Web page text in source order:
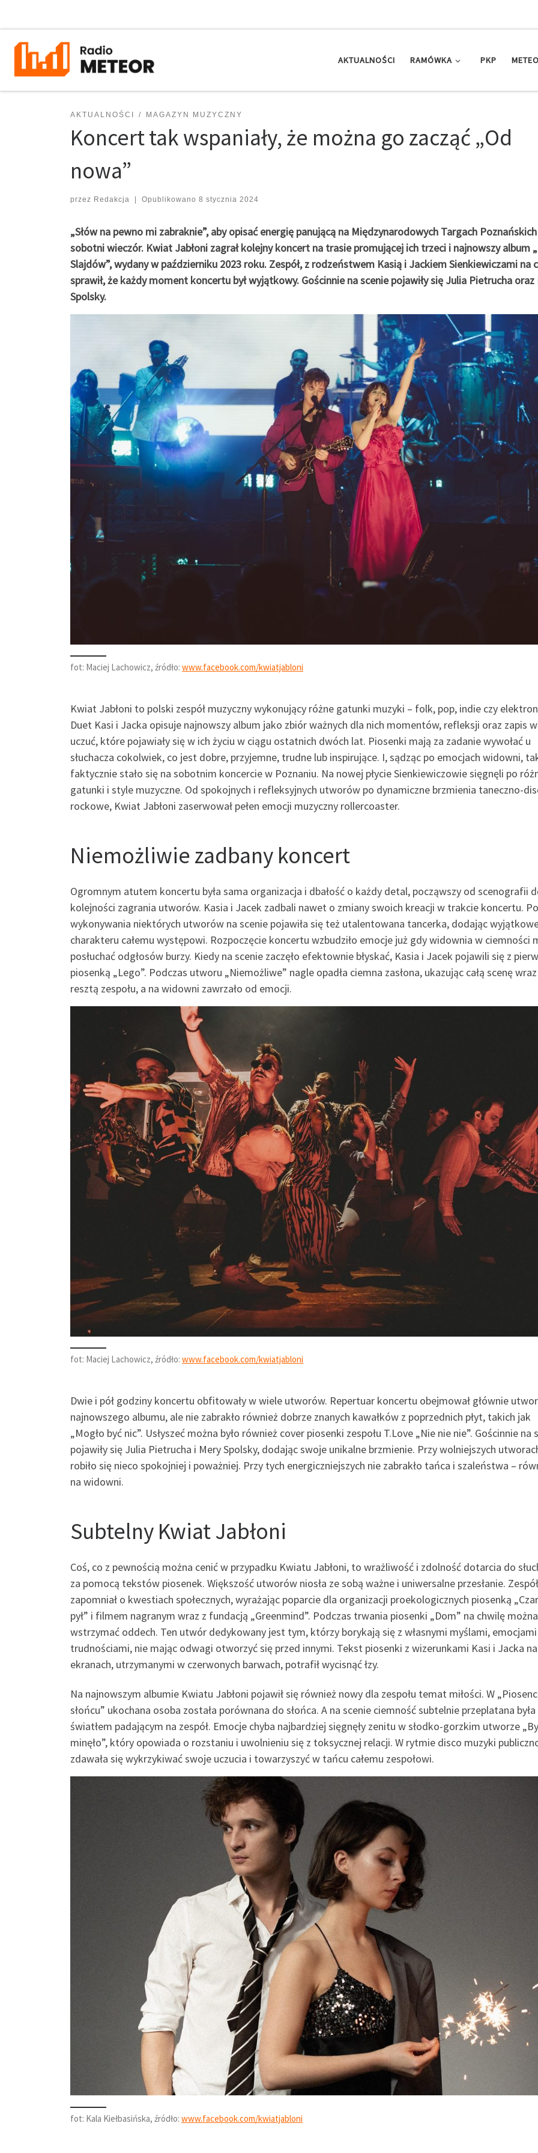
AKTUALNOŚCI RAMÓWKA PKP
AKTUALNOŚCI MAGAZYN MUZYCZNY
Koncert tak wspaniały, że można go zacząć „Od
nowa”
przez Redakcja | Opublikowano 8 stycznia 2024
„Słów na pewno mi zabraknie”, aby opisać energię panującą na Międzynarodowych Targach
sobotni wieczór. Kwiat Jabłoni zagrał kolejny koncert na trasie promującej ich trzeci i najnowszy album
Slajdów”, wydany w październiku 2023 roku. Zespół, z rodzeństwem Kasią i Jackiem Sienkiewiczami na
sprawił, że każdy moment koncertu był wyjątkowy. Gościnnie na scenie pojawiły się Julia Pietrucha oraz
Spolsky.
fot: Maciej Lachowicz, źródło: www.facebook.com/kwiatjabloni
Kwiat Jabłoni to polski zespół muzyczny wykonujący różne gatunki muzyki – folk, pop, indie czy
Duet Kasi i Jacka opisuje najnowszy album jako zbiór ważnych dla nich momentów, refleksji oraz zapis
uczuć, które pojawiały się w ich życiu w ciągu ostatnich dwóch lat. Piosenki mają za zadanie wywołać u
słuchacza cokolwiek, co jest dobre, przyjemne, trudne lub inspirujące. I, sądząc po emocjach widowni,
faktycznie stało się na sobotnim koncercie w Poznaniu. Na nowej płycie Sienkiewiczowie sięgnęli po
gatunki i style muzyczne. Od spokojnych i refleksyjnych utworów po dynamiczne brzmienia taneczno-
rockowe, Kwiat Jabłoni zaserwował pełen emocji muzyczny rollercoaster.
Niemożliwie zadbany koncert
Ogromnym atutem koncertu była sama organizacja i dbałość o każdy detal, począwszy od scenografii
kolejności zagrania utworów. Kasia i Jacek zadbali nawet o zmiany swoich kreacji w trakcie koncertu.
wykonywania niektórych utworów na scenie pojawiła się też utalentowana tancerka, dodając
charakteru całemu występowi. Rozpoczęcie koncertu wzbudziło emocje już gdy widownia w ciemności
posłuchać odgłosów burzy. Kiedy na scenie zaczęło efektownie błyskać, Kasia i Jacek pojawili się z
piosenką „Lego”. Podczas utworu „Niemożliwe” nagle opadła ciemna zasłona, ukazując całą scenę
resztą zespołu, a na widowni zawrzało od emocji.
fot: Maciej Lachowicz, źródło: www.facebook.com/kwiatjabloni
Dwie i pół godziny koncertu obfitowały w wiele utworów. Repertuar koncertu obejmował głównie
najnowszego albumu, ale nie zabrakło również dobrze znanych kawałków z poprzednich płyt, takich jak
„Mogło być nic”. Usłyszeć można było również cover piosenki zespołu T.Love „Nie nie nie”. Gościnnie na
pojawiły się Julia Pietrucha i Mery Spolsky, dodając swoje unikalne brzmienie. Przy wolniejszych
robiło się nieco spokojniej i poważniej. Przy tych energiczniejszych nie zabrakło tańca i szaleństwa –
na widowni.
Subtelny Kwiat Jabłoni
Coś, co z pewnością można cenić w przypadku Kwiatu Jabłoni, to wrażliwość i zdolność dotarcia do
za pomocą tekstów piosenek. Większość utworów niosła ze sobą ważne i uniwersalne przesłanie.
zapomniał o kwestiach społecznych, wyrażając poparcie dla organizacji proekologicznych piosenką
pył” i filmem nagranym wraz z fundacją „Greenmind”. Podczas trwania piosenki „Dom” na chwilę można
wstrzymać oddech. Ten utwór dedykowany jest tym, którzy borykają się z własnymi myślami,
trudnościami, nie mając odwagi otworzyć się przed innymi. Tekst piosenki z wizerunkami Kasi i Jacka na
ekranach, utrzymanymi w czerwonych barwach, potrafił wycisnąć łzy.
Na najnowszym albumie Kwiatu Jabłoni pojawił się również nowy dla zespołu temat miłości. W
słońcu” ukochana osoba została porównana do słońca. A na scenie ciemność subtelnie przeplatana była
światłem padającym na zespół. Emocje chyba najbardziej sięgnęły zenitu w słodko-gorzkim utworze
minęło”, który opowiada o rozstaniu i uwolnieniu się z toksycznej relacji. W rytmie disco muzyki
zdawała się wykrzykiwać swoje uczucia i towarzyszyć w tańcu całemu zespołowi.
fot: Kala Kiełbasińska, źródło: www.facebook.com/kwiatjabloni